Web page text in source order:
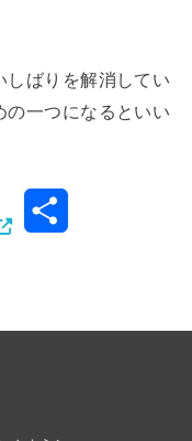
しばりを解消してい
の一つになるといい